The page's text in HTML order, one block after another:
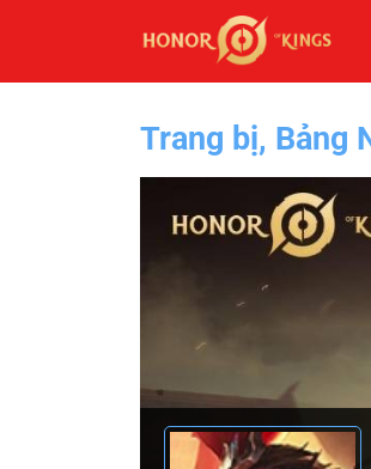
Trang bị, Bảng